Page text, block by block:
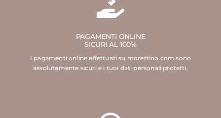
PAGAMENTI ONLINE
SICURI AL 100%
I pagamenti online effettuati su morettino.com sono
assolutamente sicuri e i tuoi dati personali protetti.